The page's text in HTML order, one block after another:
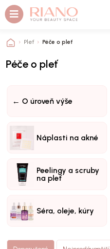
Pleť Péče o pleť
Péče o pleť
← O úroveň výše
Náplasti na akné
Peelingy a scruby
na pleť
Séra, oleje, kúry